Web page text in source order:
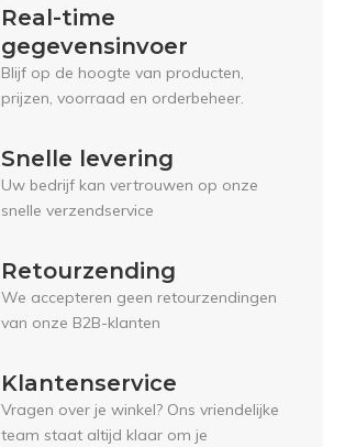
Real-time
gegevensinvoer
Blijf op de hoogte van producten,
prijzen, voorraad en orderbeheer.
Snelle levering
Uw bedrijf kan vertrouwen op onze
snelle verzendservice
Retourzending
We accepteren geen retourzendingen
van onze B2B-klanten
Klantenservice
Vragen over je winkel? Ons vriendelijke
team staat altijd klaar om je